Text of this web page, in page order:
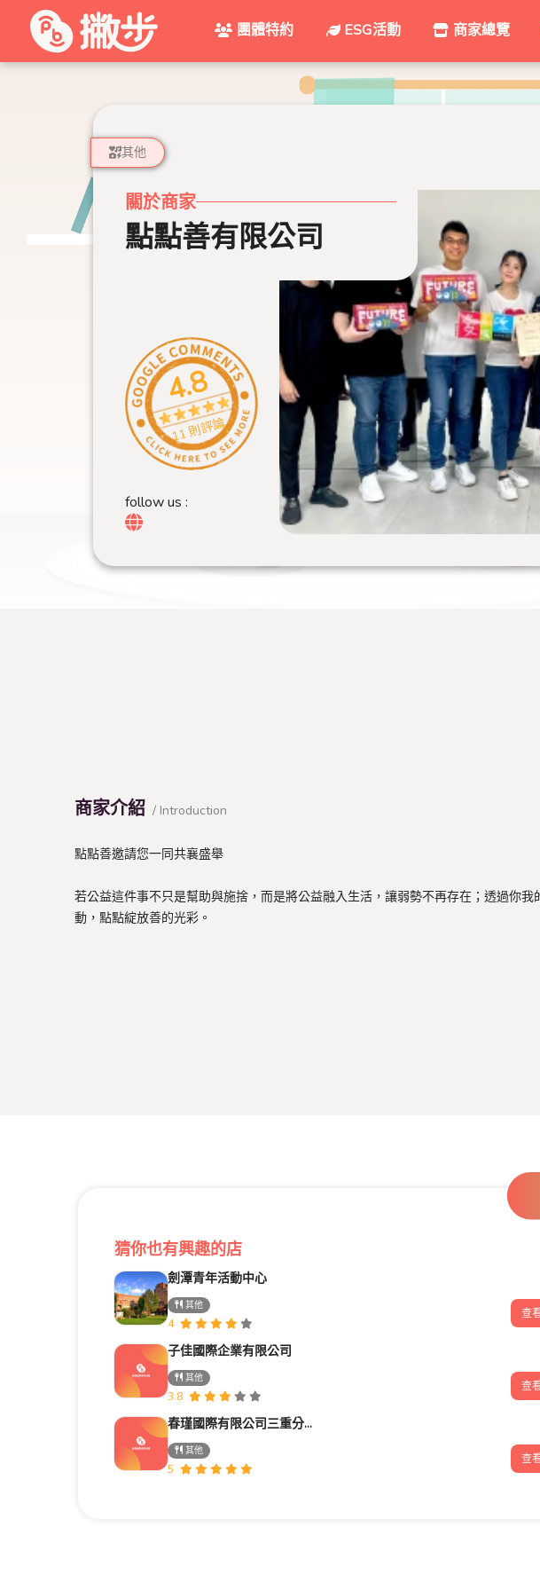
團體特約 ESG活動 商家總覽
其他
關於商家
點點善有限公司
4.8
11 則評論
follow us :
商家介紹 / Introduction
點點善邀請您一同共襄盛舉
若公益這件事不只是幫助與施捨，而是將公益融入生活，讓弱勢不再存在；透過你我
動，點點綻放善的光彩。
猜你也有興趣的店
劍潭青年活動中心
其他
4
查
子佳國際企業有限公司
其他
3.8
查
春瑾國際有限公司三重分公司
其他
5
查